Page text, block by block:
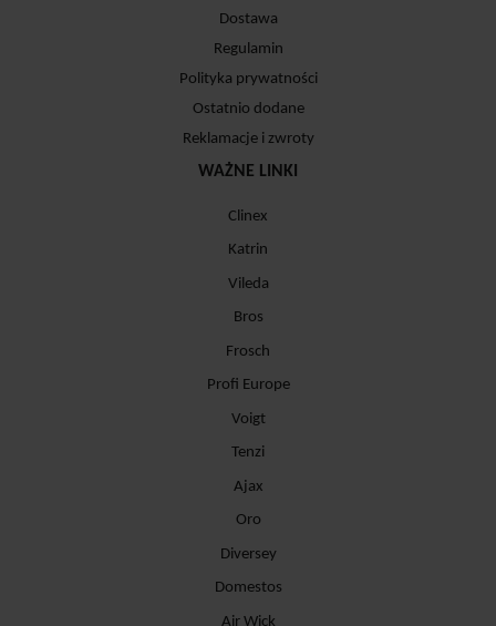
Dostawa
Regulamin
Polityka prywatności
Ostatnio dodane
Reklamacje i zwroty
WAŻNE LINKI
Clinex
Katrin
Vileda
Bros
Frosch
Profi Europe
Voigt
Tenzi
Ajax
Oro
Diversey
Domestos
Air Wick